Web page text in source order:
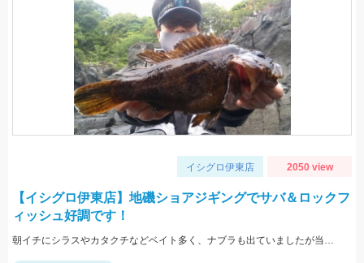
イシグロ伊東店 2050 view
【イシグロ伊東店】地磯ショアジギングでサバ＆ロックフ
ィッシュ好調です！
朝イチにシラスやカタクチなどベイト多く、ナブラも出ていましたが当たってきたのはサバでした。